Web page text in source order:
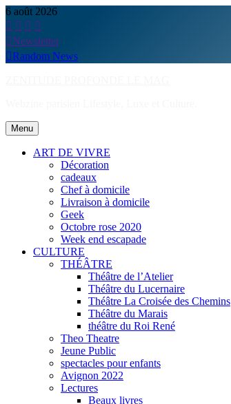
Skip
to
content
6 août 2026
Newsletter
Random News
Menu
ART DE VIVRE
Décoration
cadeaux
Chef à domicile
Livraison à domicile
Geek
Octobre rose 2020
Week end escapade
CULTURE
THÉÂTRE
Théâtre de l’Atelier
Théâtre du Lucernaire
Théâtre La Croisée des Chemins
Théâtre du Marais
théâtre du Roi René
Theo Theatre
Jeune Public
spectacles pour enfants
Avignon 2022
Lectures
Beaux livres